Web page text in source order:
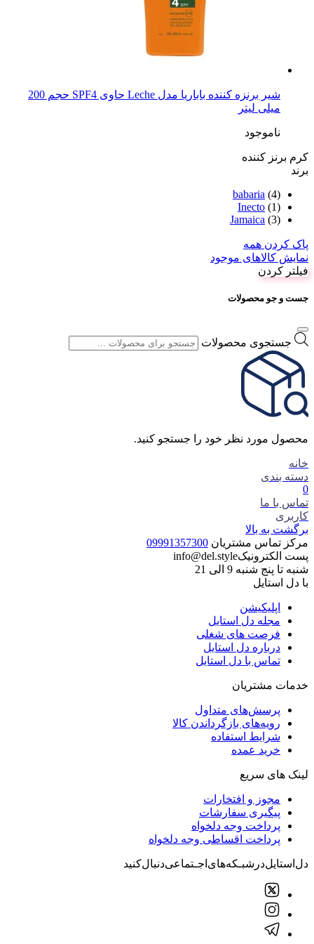
شیر برنزه کننده باباریا مدل Leche حاوی SPF4 حجم 200
میلی لیتر
ناموجود
کرم برنز کننده
برند
babaria (4)
Inecto (1)
Jamaica (3)
پاک کردن همه
نمایش کالاهای موجود
فیلتر کردن
جست و جو محصولات
جستجوی محصولات
محصول مورد نظر خود را جستجو کنید.
خانه
دسته بندی
0
تماس با ما
کاربری
برگشت به بالا
مرکز تماس مشتریان 09991357300
پست الکترونیکinfo@del.style
شنبه تا پنج شنبه 9 الی 21
با دل استایل
اپلیکیشن
مجله دل استایل
فرصت های شغلی
درباره دل استایل
تماس با دل استایل
خدمات مشتریان
پرسش‌های متداول
رویه‌های بازگرداندن کالا
شرایط استفاده
خرید عمده
لینک های سریع
مجوز و افتخارات
پیگیری سفارشات
پرداخت وجه دلخواه
پرداخت اقساطی وجه دلخواه
دل‌استایل‌در‌‌شبـکه‌های‌اجـتماعی‌دنبال‌کنید